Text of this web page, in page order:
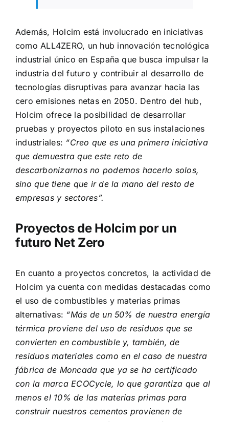
Además, Holcim está involucrado en iniciativas
comoALL4ZERO, un hub innovación tecnológica
industrial único en España que busca impulsar la
industria del futuro y contribuir al desarrollo de
tecnologías disruptivas para avanzar hacia las
cero emisiones netas en 2050. Dentro del hub,
Holcim ofrece la posibilidad de desarrollar
pruebas y proyectos piloto en sus instalaciones
industriales: “Creo que es una primera iniciativa
que demuestra que este reto de
descarbonizarnos no podemos hacerlo solos,
sino que tiene que ir de la mano del resto de
empresas y sectores”.
Proyectos de Holcim por un
futuro Net Zero
En cuanto a proyectos concretos, la actividad de
Holcim ya cuenta con medidas destacadas como
el uso de combustibles y materias primas
alternativas: “Más de un 50% de nuestra energía
térmica proviene del uso de residuos que se
convierten en combustible y, también, de
residuos materiales como en el caso de nuestra
fábrica de Moncada que ya se ha certificado
con la marca ECOCycle, lo que garantiza que al
menos el 10% de las materias primas para
construir nuestros cementos provienen de